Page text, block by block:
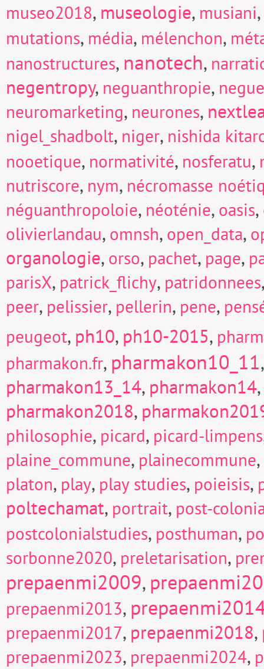
museo2018, museologie, musiani,
mutations, média, mélenchon,
nanostructures, nanotech,
negentropy, neguanthropie,
neuromarketing, neurones,
nigel_shadbolt, niger, nishida
nooetique, normativité, nosferatu,
nutriscore, nym, nécromasse
néguanthropoloie, néoténie, oasis,
olivierlandau, omnsh, open_data,
organologie, orso, pachet, page,
parisX, patrick_flichy, patridonnees
peer, pelissier, pellerin, pene,
peugeot, ph10, ph10-2015,
pharmakon.fr, pharmakon10_11
pharmakon13_14, pharmakon14,
pharmakon2018,
philosophie, picard, picard-limpens
plaine_commune, plainecommune,
platon, play, play studies, poieisis,
poltechamat, portrait, post-
postcolonialstudies, posthuman,
sorbonne2020, preletarisation,
prepaenmi2009,
prepaenmi2013,
prepaenmi2017, prepaenmi2018,
prepaenmi2023, prepaenmi2024,